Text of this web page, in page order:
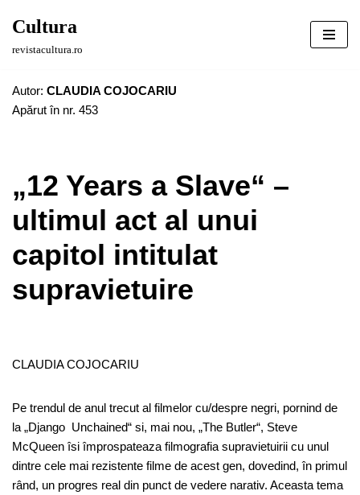
Sari
Cultura
revistacultura.ro
Autor: CLAUDIA COJOCARIU
Apărut în nr. 453
„12 Years a Slave“ –
ultimul act al unui
capitol intitulat
supravietuire
CLAUDIA COJOCARIU
Pe trendul de anul trecut al filmelor cu/despre negri, pornind de
la „Django Unchained“ si, mai nou, „The Butler“, Steve
McQueen îsi împrospateaza filmografia supravietuirii cu unul
dintre cele mai rezistente filme de acest gen, dovedind, în primul
rând, un progres real din punct de vedere narativ. Aceasta tema